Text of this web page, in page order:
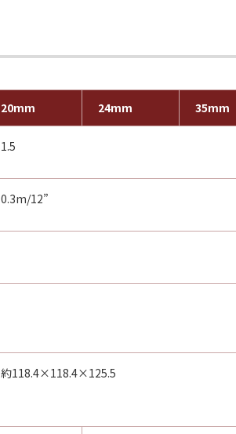
20mm 24mm 35mm
1.5
0.3m/12”
約118.4×118.4×125.5